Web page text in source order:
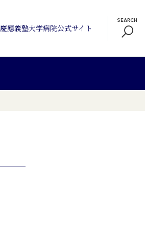
慶應義塾大学病院公式サイト
SEARCH